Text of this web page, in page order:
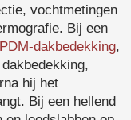
vochtmetingen
Bij een
dakbedekking,
hij het
Bij een hellend